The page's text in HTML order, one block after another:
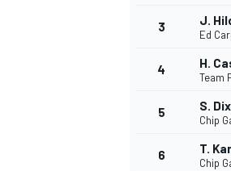
3 J.
Ed
4 H.
Team
5 S.
Chip
6 T.
Chip